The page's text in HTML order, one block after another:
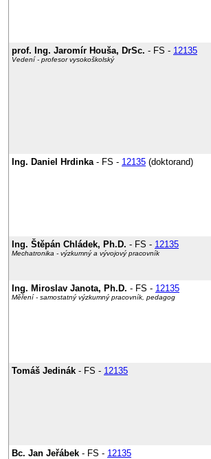
prof. Ing. Jaromír Houša, DrSc. - FS - 12135
Vedení - profesor vysokoškolský
Ing. Daniel Hrdinka- FS - 12135 (doktorand)
Ing. Štěpán Chládek, Ph.D. - FS - 12135
Mechatronika - výzkumný a vývojový pracovník
Ing. Miroslav Janota, Ph.D. - FS - 12135
Měření - samostatný výzkumný pracovník, pedagog
Tomáš Jedinák - FS - 12135
Bc. Jan Jeřábek - FS - 12135